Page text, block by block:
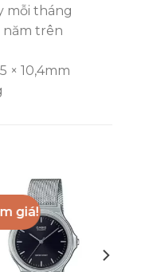
mỗi tháng
năm trên
× 10,4mm
giá!